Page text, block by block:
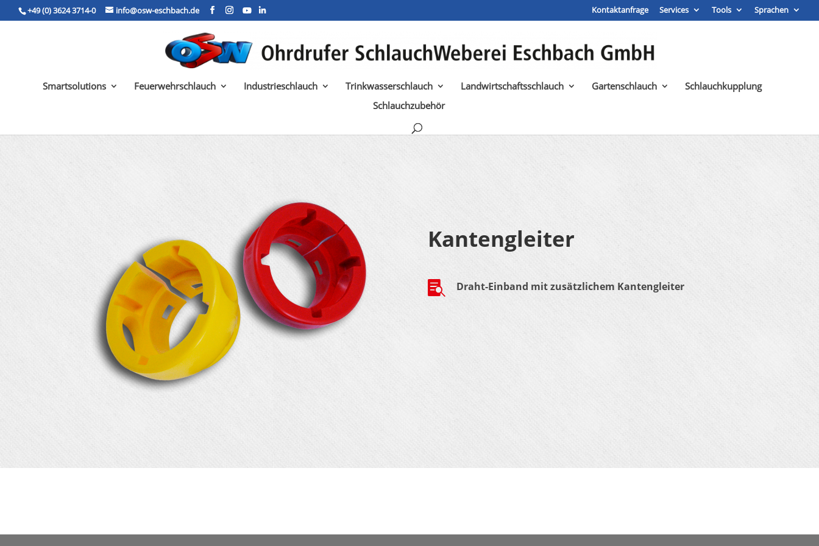
+49 (0) 3624 3714-0 info@osw-eschbach.de Kontaktanfrage Services Tools Sprachen
Smartsolutions Feuerwehrschlauch Industrieschlauch Trinkwasserschlauch Landwirtschaftsschlauch Gartenschlauch
Schlauchkupplung
Schlauchzubehör
Kantengleiter
 Draht-Einband mit zusätzlichem Kantengleiter